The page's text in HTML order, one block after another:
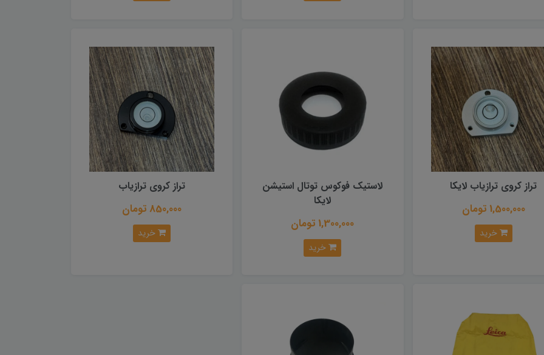
تراز کروی ترازیاب لایکا
1,500,000 تومان
خرید
لاستیک فوکوس توتال استیشن
لایکا
1,300,000 تومان
خرید
تراز کروی ترازیاب
850,000 تومان
خرید